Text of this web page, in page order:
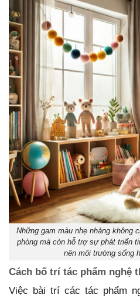
Những gam màu nhẹ nhàng không
phòng mà còn hỗ trợ sự phát triển
nên môi trường sống
Cách bố trí tác phẩm nghệ
Việc bài trí các tác phẩm